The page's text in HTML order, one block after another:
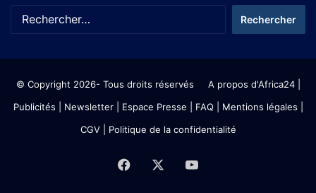
© Copyright 2026- Tous droits réservés A propos d'Africa24|
Publicités
Newsletter| Espace Presse | FAQ | Mentions légales
CGV| Politique de la confidentialité